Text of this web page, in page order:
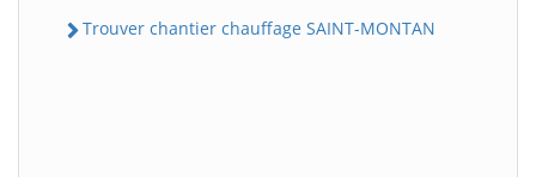
Trouver chantier chauffage SAINT-MONTAN